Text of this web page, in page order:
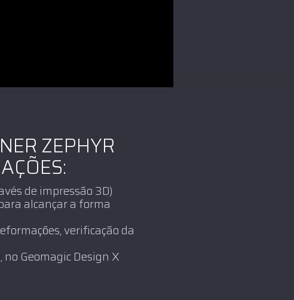
ZEPHYR
de impressão 3D)
alcançar a forma
verificação da
Geomagic Design X